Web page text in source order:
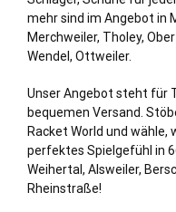
mehr sind im Angebot in
Merchweiler, Tholey,
Wendel , Ottweiler.
Unser Angebot steht für
bequemen Versand.
Racket World und
perfektes Spielgefühl in
Weihertal, Alsweiler,
Rheinstraße!